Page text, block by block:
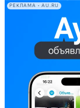
РЕКЛАМА • AU.RU